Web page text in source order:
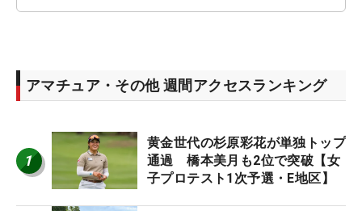
アマチュア・その他 週間アクセスランキング
1
黄金世代の杉原彩花が単独トップ
通過 橋本美月も2位で突破【女
子プロテスト1次予選・E地区】